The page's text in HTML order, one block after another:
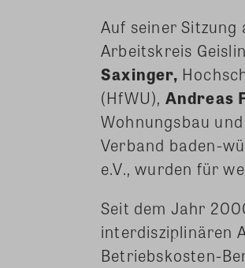
Auf seiner Sitzung
Arbeitskreis
Saxinger,
(HfWU), Andreas
Wohnungsbau
Verband baden-
e.V., wurden für
Seit dem Jahr
interdisziplinären
Betriebskosten-